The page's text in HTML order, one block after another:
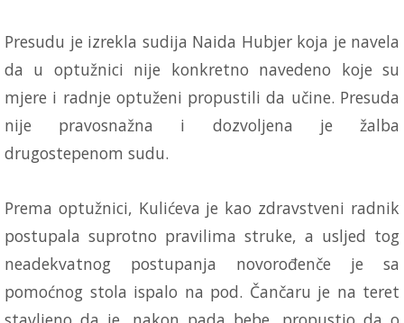
Presudu je izrekla sudija Naida Hubjer koja je navela
da u optužnici nije konkretno navedeno koje su
mjere i radnje optuženi propustili da učine. Presuda
nije pravosnažna i dozvoljena je žalba
drugostepenom sudu.
Prema optužnici, Kulićeva je kao zdravstveni radnik
postupala suprotno pravilima struke, a usljed tog
neadekvatnog postupanja novorođenče je sa
pomoćnog stola ispalo na pod. Čančaru je na teret